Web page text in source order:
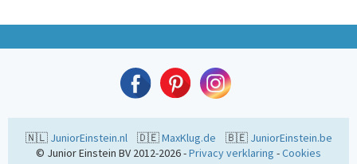
🇳🇱 JuniorEinstein.nl 🇩🇪MaxKlug.de 🇧🇪 JuniorEinstein.be
© Junior Einstein BV 2012-2026 -Privacy verklaring -Cookies